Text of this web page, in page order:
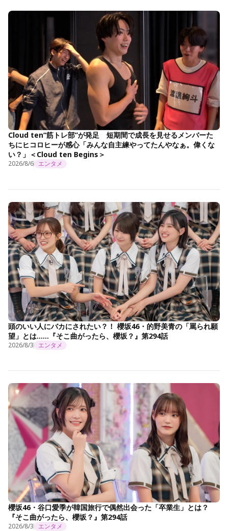
Cloud ten“筋トレ部”が発足 短期間で成長を見せるメンバーた
ちにヒコロヒーが感心「みんな自主練やってたんやなぁ。偉くな
い？」＜Cloud ten Begins＞
2026/8/6 エンタメ
頭のいい人にバカにされたい？！ 櫻坂46・的野美青の「罵られ願
望」とは……『そこ曲がったら、櫻坂？』第294話
2026/8/3 エンタメ
櫻坂46・谷口愛季が韓国旅行で偶然出会った「卒業生」とは？
『そこ曲がったら、櫻坂？』第294話
2026/8/3 エンタメ